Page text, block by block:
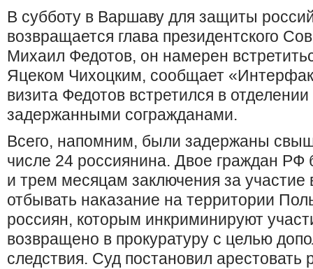
В субботу в Варшаву для защиты
возвращается глава президентского
Михаил Федотов, он намерен
Яцеком Чихоцким, сообщает
визита Федотов встретился в
задержанными согражданами.
Всего, напомним, были задержаны
числе 24 россиянина. Двое граждан РФ
и трем месяцам заключения за участие
отбывать наказание на территории
россиян, которым инкриминируют
возвращено в прокуратуру с целью
следствия. Суд постановил арестовать